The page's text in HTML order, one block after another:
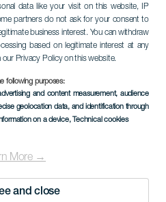
data like your visit on this website, IP
partners do not ask for your consent to
business interest. You can withdraw
based on legitimate interest at any
our Privacy Policy on this website.
following purposes:
and content measurement, audience
geolocation data, and identification through
on a device, Technical cookies
More →
and close